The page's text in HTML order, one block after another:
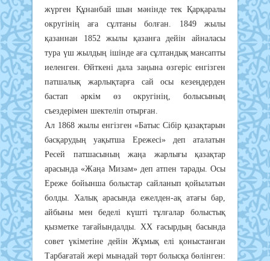
жүрген Құнанбай шын мәнінде тек Қарқаралы
округінің аға сұлтаны болған. 1849 жылы
қазаннан 1852 жылы қазанға дейін айналасы
тура үш жылдың ішінде аға сұлтандық мансапты
иеленген. Өйткені дала заңына өзгеріс енгізген
патшалық жарлықтарға сай осы кезеңдерден
бастап әркім өз округінің, болысының
съездерімен шектеліп отырған.
Ал 1868 жылы енгізген «Батыс Сібір қазақтарын
басқарудың уақытша Ережесі» деп аталатын
Ресей патшасының жаңа жарлығы қазақтар
арасында «Жаңа Мизам» деп атпен тарады. Осы
Ереже бойынша болыстар сайланып қойылатын
болды. Халық арасында ежелден-ақ атағы бар,
айбыны мен беделі күшті тұлғалар болыстық
қызметке тағайындалды. ХХ ғасырдың басында
совет үкіметіне дейін Жұмық елі қоныстанған
Тарбағатай жері мынадай төрт болысқа бөлінген: